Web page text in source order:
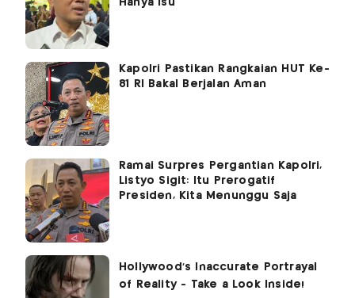
Hanya Isu
Kapolri Pastikan Rangkaian HUT Ke-
81 RI Bakal Berjalan Aman
Ramai Surpres Pergantian Kapolri,
Listyo Sigit: Itu Prerogatif
Presiden, Kita Menunggu Saja